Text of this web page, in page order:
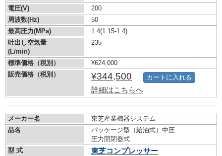
電圧(V)
200
周波数(Hz)
50
最高圧力(MPa)
1.4(1.15-1.4)
吐出し空気量
(L/min)
235
標準価格（税別）
¥624,000
販売価格（税別）
¥344,500
詳細はこちらへ
カートに入れる
メーカー名
東芝産業機器システム
品名
パッケージ型（給油式）中圧
圧力開閉器式
型 式
東芝コンプレッサー